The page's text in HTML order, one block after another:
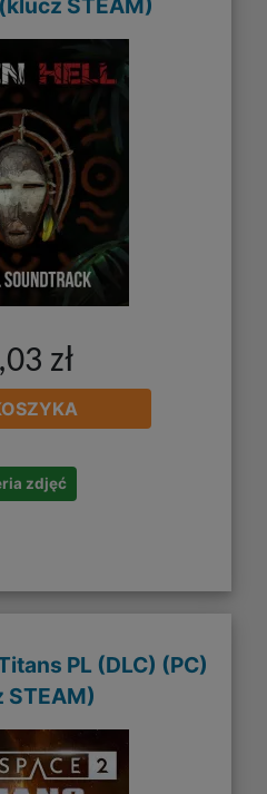
STEAM)
zł
zdjęć
PL (DLC) (PC)
STEAM)